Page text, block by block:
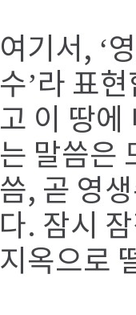
여기서, ‘
수’라 표
고 이 땅에
는 말씀은
씀, 곧 영
다. 잠시
지옥으로